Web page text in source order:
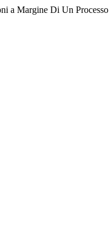
a Margine Di Un